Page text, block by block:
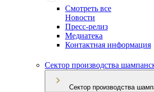
Смотреть все
Новости
Пресс-релиз
Медиатека
Контактная информация
Сектор производства
Сектор производства